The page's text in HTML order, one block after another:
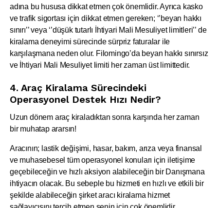
adına bu hususa dikkat etmen çok önemlidir. Ayrıca kasko
ve trafik sigortası için dikkat etmen gereken; ‘’beyan hakkı
sınırı’’ veya ‘’düşük tutarlı İhtiyari Mali Mesuliyet limitleri’’ de
kiralama deneyimi sürecinde sürpriz faturalar ile
karşılaşmana neden olur. Filomingo’da beyan hakkı sınırsız
ve İhtiyari Mali Mesuliyet limiti her zaman üst limittedir.
4. Araç Kiralama Sürecindeki
Operasyonel Destek Hızı Nedir?
Uzun dönem araç kiraladıktan sonra karşında her zaman
bir muhatap ararsın!
Aracının; lastik değişimi, hasar, bakım, arıza veya finansal
ve muhasebesel tüm operasyonel konuları için iletişime
geçebileceğin ve hızlı aksiyon alabileceğin bir Danışmana
ihtiyacın olacak. Bu sebeple bu hizmeti en hızlı ve etkili bir
şekilde alabileceğin şirket aracı kiralama hizmet